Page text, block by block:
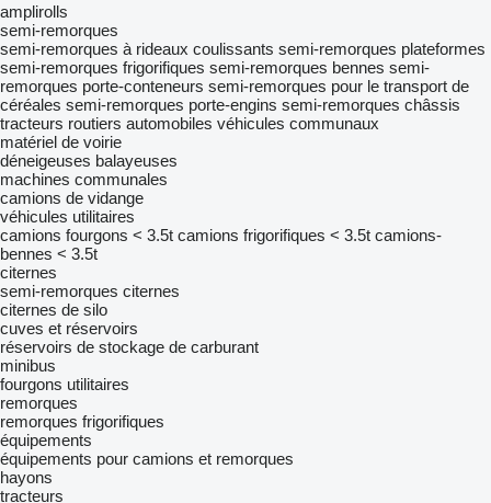
amplirolls
semi-remorques
semi-remorques à rideaux coulissants semi-remorques plateformes
semi-remorques frigorifiques semi-remorques bennes semi-
remorques porte-conteneurs semi-remorques pour le transport de
céréales semi-remorques porte-engins semi-remorques châssis
tracteurs routiers automobiles véhicules communaux
matériel de voirie
déneigeuses balayeuses
machines communales
camions de vidange
véhicules utilitaires
camions fourgons < 3.5t camions frigorifiques < 3.5t camions-
bennes < 3.5t
citernes
semi-remorques citernes
citernes de silo
cuves et réservoirs
réservoirs de stockage de carburant
minibus
fourgons utilitaires
remorques
remorques frigorifiques
équipements
équipements pour camions et remorques
hayons
tracteurs